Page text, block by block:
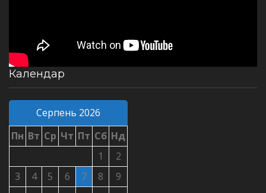
Календар
Серпень 2026
Пн Вт Ср Чт Пт Сб Нд
1
2
3
4 5 6 7 8
9